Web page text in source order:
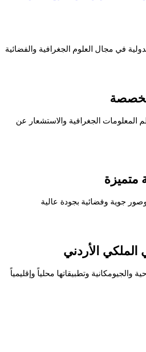
في مجال العلوم الجغرافية والفضائية
الجغرافية والاستشعار عن
متميزة
جوية وفضائية بجودة عالية
الملكي الأردني
والجيومكانية وتطبيقاتها محلياً وإقليمياً